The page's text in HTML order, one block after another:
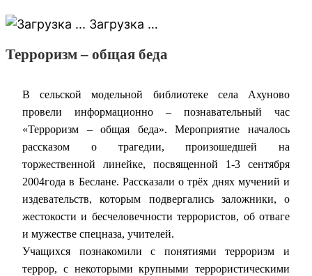
Загрузка …
Терроризм – общая беда
В сельской модельной библиотеке села Ахуново
провели информационно – познавательный час
«Терроризм – общая беда». Мероприятие началось
рассказом о трагедии, произошедшей на
торжественной линейке, посвященной 1-3 сентября
2004года в Беслане. Рассказали о трёх днях мучений и
издевательств, которым подвергались заложники, о
жестокости и бесчеловечности террористов, об отваге
и мужестве спецназа, учителей.
Учащихся познакомили с понятиями терроризм и
террор, с некоторыми крупными террористическими